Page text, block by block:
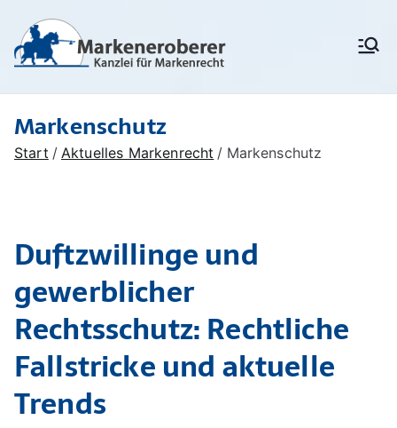
Inhalt
springen
Markenanm
eldung,
tz,
Markenerob
Markenrecht,
Unionsmarken (EU-
Marken) und IR-Marken
Markenrecherchen
Markenschutz
Start Aktuelles Markenrecht Markenschutz
Duftzwillinge und
gewerblicher
Rechtsschutz: Rechtliche
Fallstricke und aktuelle
Trends